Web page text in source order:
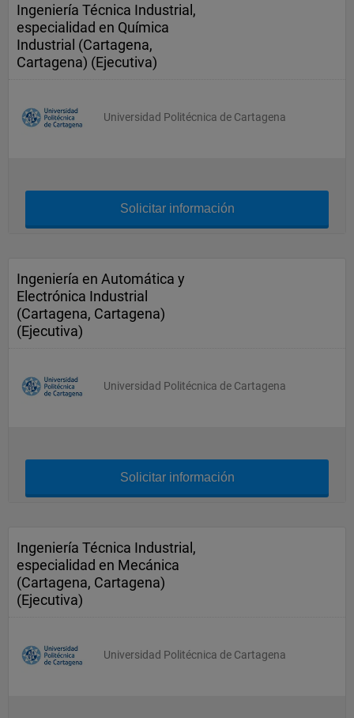
Ingeniería Técnica Industrial,
especialidad en Química
Industrial (Cartagena,
Cartagena) (Ejecutiva)
Universidad Politécnica de Cartagena
Solicitar información
Ingeniería en Automática y
Electrónica Industrial
(Cartagena, Cartagena)
(Ejecutiva)
Universidad Politécnica de Cartagena
Solicitar información
Ingeniería Técnica Industrial,
especialidad en Mecánica
(Cartagena, Cartagena)
(Ejecutiva)
Universidad Politécnica de Cartagena